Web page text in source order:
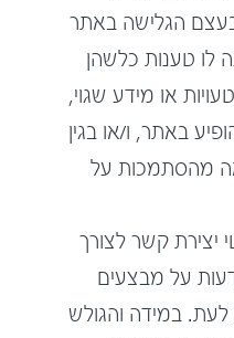
הגלישה באתר
לו טענות כלשהן
או מידע שגוי,
באתר, ו/או בגין
מהסתמכות על
יצירת קשר לצורך
על מבצעים
במידה והגולש